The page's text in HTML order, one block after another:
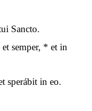
Sancto.
semper, * et in
sperábit in eo.